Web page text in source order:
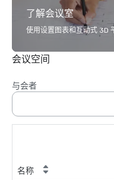
了解会议室
使用设置图表和互动式 3D
会议空间
与会者
名称